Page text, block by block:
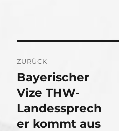
ZURÜCK
Vorheriger
Beitrag:
Bayerischer
Vize THW-
Landessprech
er kommt aus